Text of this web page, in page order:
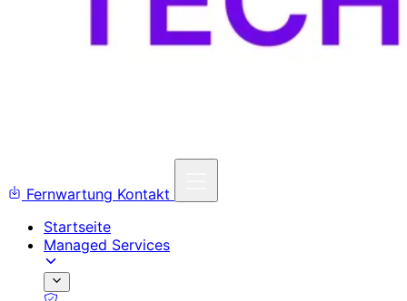
Fernwartung Kontakt
Startseite
Managed Services